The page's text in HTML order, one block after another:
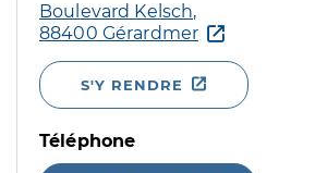
Boulevard Kelsch,
88400 Gérardmer
S'Y RENDRE
Téléphone